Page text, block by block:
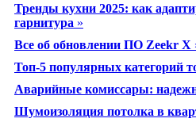
Тренды кухни 2025: как
гарнитура »
Все об обновлении ПО Zeekr X
Топ-5 популярных категорий
Аварийные комиссары:
Шумоизоляция потолка в